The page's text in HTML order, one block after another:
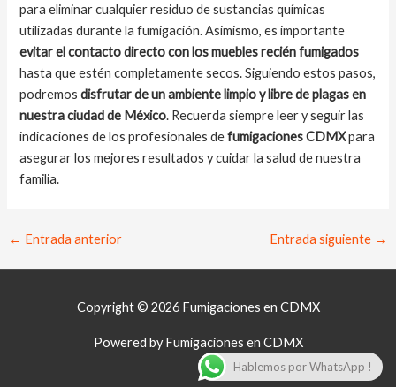
para eliminar cualquier residuo de sustancias químicas
utilizadas durante la fumigación. Asimismo, es importante
evitar el contacto directo con los muebles recién fumigados
hasta que estén completamente secos. Siguiendo estos pasos,
podremosdisfrutar de un ambiente limpio y libre de plagas en
nuestra ciudad de México. Recuerda siempre leer y seguir las
indicaciones de los profesionales defumigaciones CDMXpara
asegurar los mejores resultados y cuidar la salud de nuestra
familia.
Navegación
← Entrada anterior Entrada siguiente →
Copyright © 2026 Fumigaciones en CDMX
Powered by Fumigaciones en CDMX
Hablemos por WhatsApp !